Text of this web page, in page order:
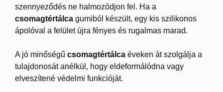
szennyeződés ne halmozódjon fel. Ha a
csomagtértálca gumiból készült, egy kis szilikonos
ápolóval a felület újra fényes és rugalmas marad.
A jó minőségű csomagtértálca éveken át szolgálja a
tulajdonosát anélkül, hogy eldeformálódna vagy
elveszítené védelmi funkcióját.